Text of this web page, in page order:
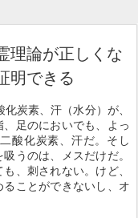
理論が正しくな
明できる
炭素、汗（水分）が、
足のにおいでも、よっ
酸化炭素、汗だ。そし
うのは、メスだけだ。
、刺されない。けど、
ことができないし、オ